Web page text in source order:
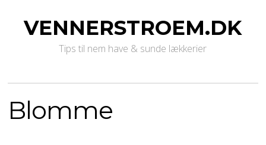
VENNERSTROEM.DK
Tips til nem have & sunde lækkerier
Blomme